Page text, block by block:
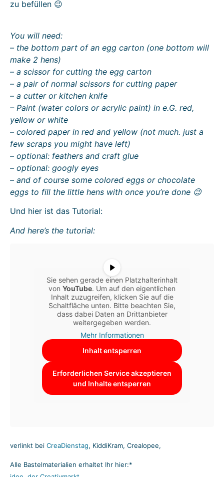
zu befüllen 😉
You will need:
– the bottom part of an egg carton (one bottom will
make 2 hens)
– a scissor for cutting the egg carton
– a pair of normal scissors for cutting paper
– a cutter or kitchen knife
– Paint (water colors or acrylic paint) in e.G. red,
yellow or white
– colored paper in red and yellow (not much. just a
few scraps you might have left)
– optional: feathers and craft glue
– optional: googly eyes
– and of course some colored eggs or chocolate
eggs to fill the little hens with once you’re done 😉
Und hier ist das Tutorial:
And here’s the tutorial:
Sie sehen gerade einen Platzhalterinhalt
von YouTube. Um auf den eigentlichen
Inhalt zuzugreifen, klicken Sie auf die
Schaltfläche unten. Bitte beachten Sie,
dass dabei Daten an Drittanbieter
weitergegeben werden.
Mehr Informationen
Inhalt entsperren
Erforderlichen Service akzeptieren
und Inhalte entsperren
verlinkt bei CreaDienstag, KiddiKram, Crealopee,
Alle Bastelmaterialien erhaltet Ihr hier:*